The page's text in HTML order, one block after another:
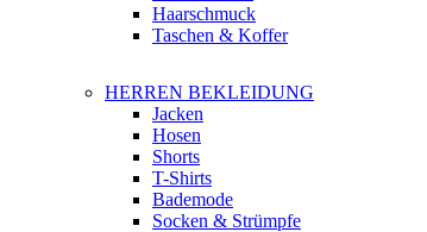
Haarschmuck
Taschen & Koffer
HERREN BEKLEIDUNG
Jacken
Hosen
Shorts
T-Shirts
Bademode
Socken & Strümpfe